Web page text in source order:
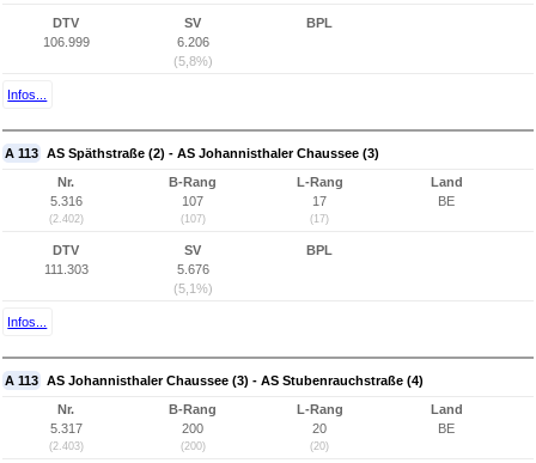
DTV
106.999
SV
6.206
(5,8%)
BPL
Infos...
A 113 AS Späthstraße (2) - AS Johannisthaler Chaussee (3)
Nr.
5.316
(2.402)
B-Rang
107
(107)
L-Rang
17
(17)
Land
BE
DTV
111.303
SV
5.676
(5,1%)
BPL
Infos...
A 113 AS Johannisthaler Chaussee (3) - AS Stubenrauchstraße (4)
Nr.
5.317
(2.403)
B-Rang
200
(200)
L-Rang
20
(20)
Land
BE